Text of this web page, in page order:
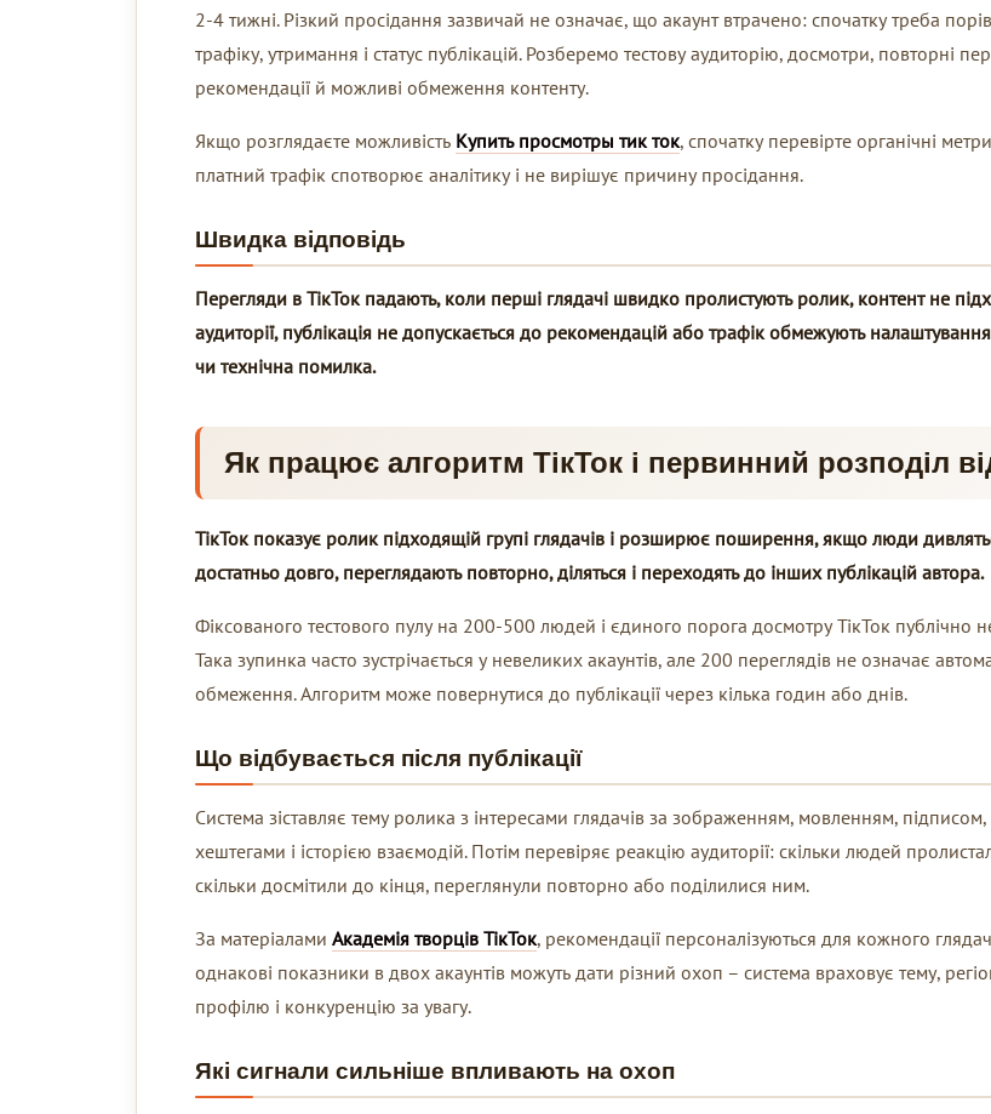
2-4 тижні. Різкий просідання зазвичай не означає, що акаунт втрачено: спочатку треба
трафіку, утримання і статус публікацій. Розберемо тестову аудиторію, досмотри, повторні
рекомендації й можливі обмеження контенту.
Якщо розглядаєте можливість Купить просмотры тик ток, спочатку перевірте органічні
платний трафік спотворює аналітику і не вирішує причину просідання.
Швидка відповідь
Перегляди в ТікТок падають, коли перші глядачі швидко пролистують ролик, контент не
аудиторії, публікація не допускається до рекомендацій або трафік обмежують
чи технічна помилка.
Як працює алгоритм ТікТок і первинний розподіл
ТікТок показує ролик підходящій групі глядачів і розширює поширення, якщо люди
достатньо довго, переглядають повторно, діляться і переходять до інших публікацій автора.
Фіксованого тестового пулу на 200-500 людей і єдиного порога досмотру ТікТок публічно
Така зупинка часто зустрічається у невеликих акаунтів, але 200 переглядів не означає
обмеження. Алгоритм може повернутися до публікації через кілька годин або днів.
Що відбувається після публікації
Система зіставляє тему ролика з інтересами глядачів за зображенням, мовленням,
хештегами і історією взаємодій. Потім перевіряє реакцію аудиторії: скільки людей
скільки досмітили до кінця, переглянули повторно або поділилися ним.
За матеріалами Академія творців ТікТок, рекомендації персоналізуються для кожного
однакові показники в двох акаунтів можуть дати різний охоп – система враховує тему,
профілю і конкуренцію за увагу.
Які сигнали сильніше впливають на охоп